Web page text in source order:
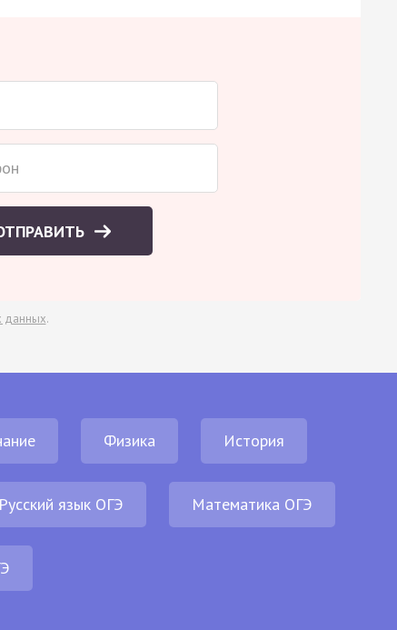
данных.
Физика История
Русский язык ОГЭ Математика ОГЭ